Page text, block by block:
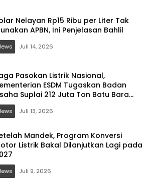
Nelayan Rp15 Ribu per Liter Tak
APBN, Ini Penjelasan Bahlil
Juli 14, 2026
Pasokan Listrik Nasional,
ESDM Tugaskan Badan
Suplai 212 Juta Ton Batu Bara
Juli 13, 2026
Mandek, Program Konversi
Listrik Bakal Dilanjutkan Lagi pada
Juli 9, 2026